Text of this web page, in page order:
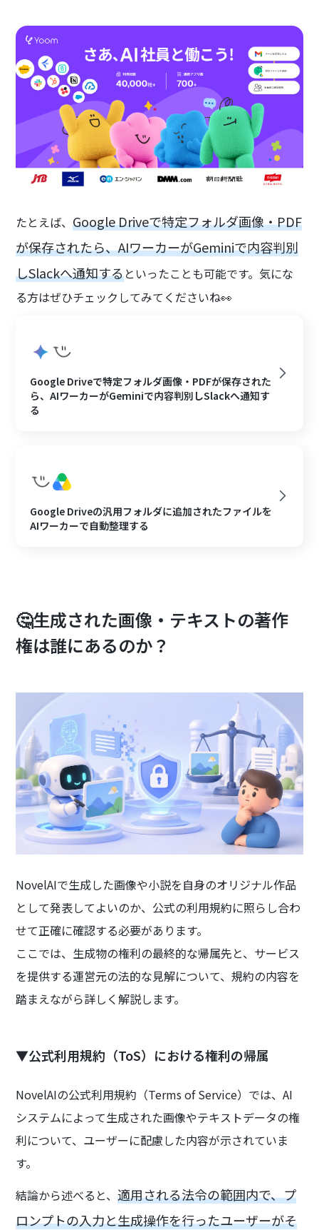
たとえば、Google Driveで特定フォルダ画像・PDF
が保存されたら、AIワーカーがGeminiで内容判別
しSlackへ通知するといったことも可能です。気にな
る方はぜひチェックしてみてくださいね👀
Google Driveで特定フォルダ画像・PDFが保存された
ら、AIワーカーがGeminiで内容判別しSlackへ通知す
る
Google Driveの汎用フォルダに追加されたファイルを
AIワーカーで自動整理する
🤔生成された画像・テキストの著作
権は誰にあるのか？
NovelAIで生成した画像や小説を自身のオリジナル作品
として発表してよいのか、公式の利用規約に照らし合わ
せて正確に確認する必要があります。
ここでは、生成物の権利の最終的な帰属先と、サービス
を提供する運営元の法的な見解について、規約の内容を
踏まえながら詳しく解説します。
▼公式利用規約（ToS）における権利の帰属
NovelAIの公式利用規約（Terms of Service）では、AI
システムによって生成された画像やテキストデータの権
利について、ユーザーに配慮した内容が示されていま
す。
結論から述べると、適用される法令の範囲内で、プ
ロンプトの入力と生成操作を行ったユーザーがそ